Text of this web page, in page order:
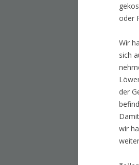
oder
Wir
sich
der
wir